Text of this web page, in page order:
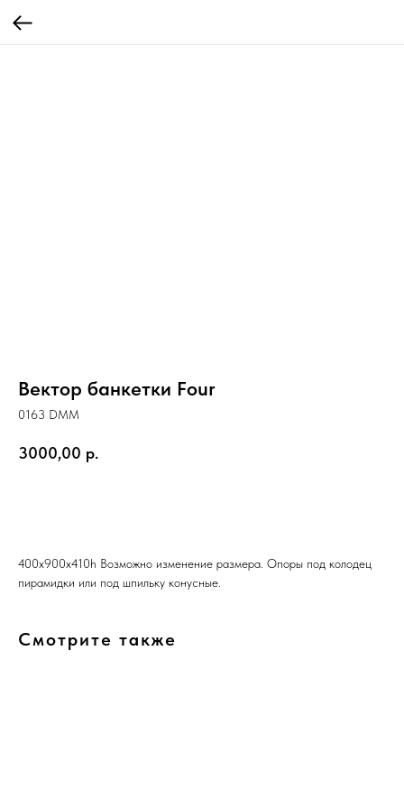
Вектор банкетки Four
0163 DMM
3000,00 р.
400x900x410h Возможно изменение размера. Опоры под колодец
пирамидки или под шпильку конусные.
Смотрите также